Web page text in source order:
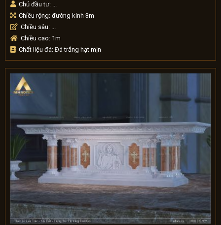
Chủ đầu tư: ...
Chiều rộng: đường kính 3m
Chiều sâu: ...
Chiều cao: 1m
Chất liệu đá: Đá trắng hạt mịn